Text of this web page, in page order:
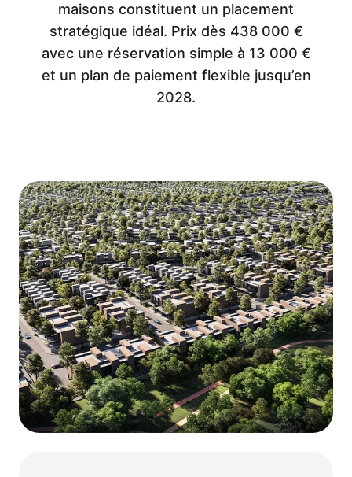
maisons constituent un placement
stratégique idéal. Prix dès 438 000 €
avec une réservation simple à 13 000 €
et un plan de paiement flexible jusqu’en
2028.